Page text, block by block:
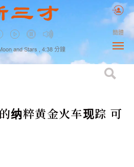
and Stars , 4:38 分鐘
簡體
纳粹黄金火车现踪 可